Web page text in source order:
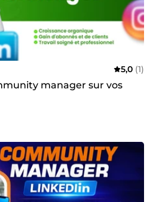
5,0 (1)
manager sur vos